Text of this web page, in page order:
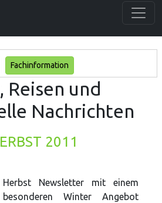
Fachinformation
und
Nachrichten
2011
Herbst Newsletter mit einem
besonderen Winter Angebot